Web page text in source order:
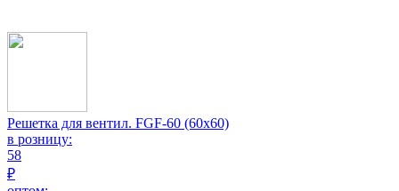
Решетка для вентил. FGF-60 (60х60)
в розницу:
58
₽